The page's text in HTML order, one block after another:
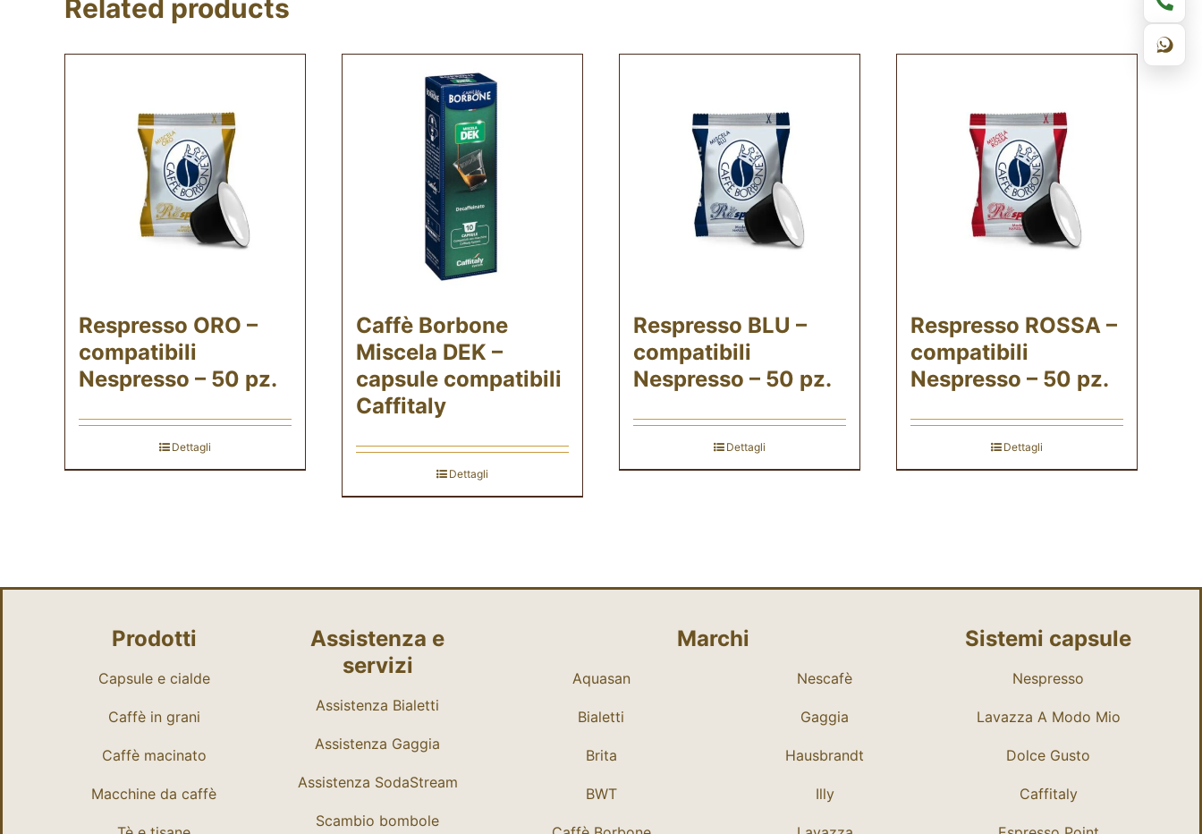
Related products
Respresso ORO –
compatibili
Nespresso – 50 pz.
Dettagli
Caffè Borbone
Miscela DEK –
capsule compatibili
Caffitaly
Dettagli
Respresso BLU –
compatibili
Nespresso – 50 pz.
Dettagli
Respresso ROSSA –
compatibili
Nespresso – 50 pz.
Dettagli
Prodotti
Capsule e cialde
Caffè in grani
Caffè macinato
Macchine da caffè
Assistenza e
servizi
Assistenza Bialetti
Assistenza Gaggia
Assistenza SodaStream
Scambio bombole
Marchi
Aquasan
Bialetti
Brita
BWT
Nescafè
Gaggia
Hausbrandt
Illy
Sistemi capsule
Nespresso
Lavazza A Modo Mio
Dolce Gusto
Caffitaly